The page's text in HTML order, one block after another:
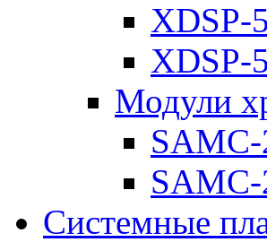
XDSP-
XDSP-
Модули
SAMC-
SAMC-
Системные